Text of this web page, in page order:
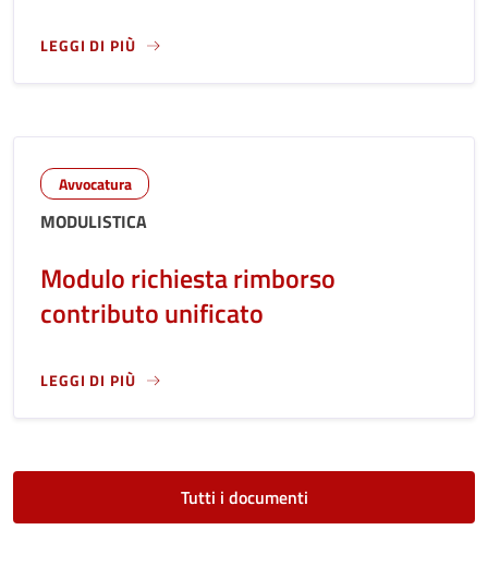
LEGGI DI PIÙ
LEGGI ANCORA RIGUARDO A: MODULO RICHIESTA
Avvocatura
MODULISTICA
Modulo richiesta rimborso
contributo unificato
LEGGI DI PIÙ
LEGGI ANCORA RIGUARDO A: MODULO RICHIESTA
Tutti i documenti